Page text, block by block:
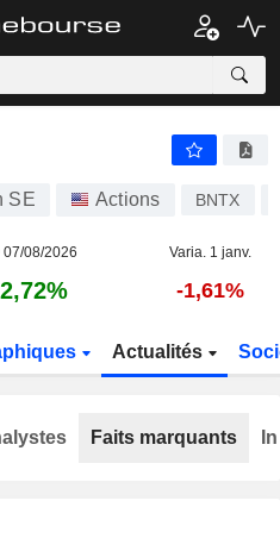
SE Actions BNTX
08/2026 Varia. 1 janv.
-1,61%
Actualités
Faits marquants